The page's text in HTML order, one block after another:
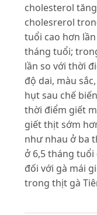
cholesterol
cholesrerol
tuổi cao hơn
tháng tuổi;
lần so với thời
độ dai, màu
hụt sau chế
thời điểm giết
giết thịt sớm
như nhau ở ba
ở 6,5 tháng
đối với gà mái
trong thịt gà